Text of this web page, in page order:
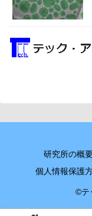
研究所の概
個人情報保護
©テ